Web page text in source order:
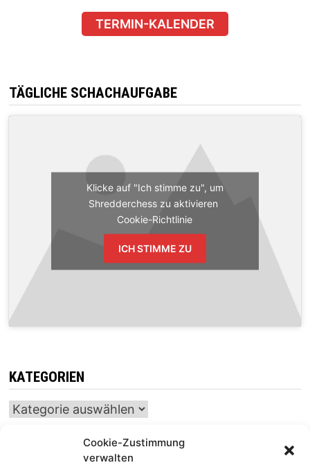
Cookie-Zustimmung
verwalten
TERMIN-KALENDER
TÄGLICHE SCHACHAUFGABE
Klicke auf "Ich stimme zu", um
Shredderchess zu aktivieren
Cookie-Richtlinie
ICH STIMME ZU
KATEGORIEN
Kategorien